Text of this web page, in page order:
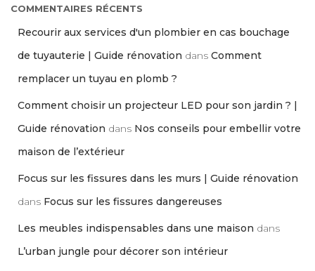
COMMENTAIRES RÉCENTS
Recourir aux services d'un plombier en cas bouchage
de tuyauterie | Guide rénovation dans Comment
remplacer un tuyau en plomb ?
Comment choisir un projecteur LED pour son jardin ? |
Guide rénovation dans Nos conseils pour embellir votre
maison de l’extérieur
Focus sur les fissures dans les murs | Guide rénovation
dans Focus sur les fissures dangereuses
Les meubles indispensables dans une maison dans
L’urban jungle pour décorer son intérieur